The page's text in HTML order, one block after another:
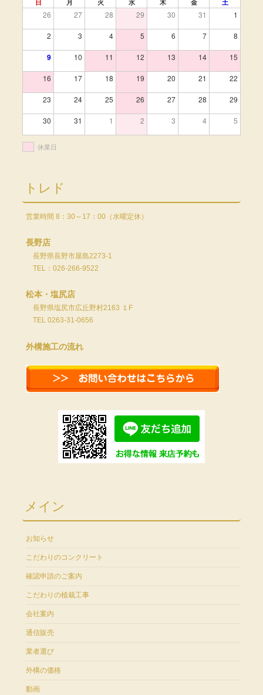
日 月 火 水 木 金 土
26 27 28 29 30 31 1
2 3 4 5 6 7 8
9 10 11 12 13 14 15
16 17 18 19 20 21 22
23 24 25 26 27 28 29
30 31 1 2 3 4 5
休業日
トレド
営業時間 8：30～17：00（水曜定休）
長野店
長野県長野市屋島2273-1
TEL：026-266-9522
松本・塩尻店
長野県塩尻市広丘野村2163 １F
TEL 0263-31-0656
外構施工の流れ
メイン
お知らせ
こだわりのコンクリート
確認申請のご案内
こだわりの植栽工事
会社案内
通信販売
業者選び
外構の価格
動画